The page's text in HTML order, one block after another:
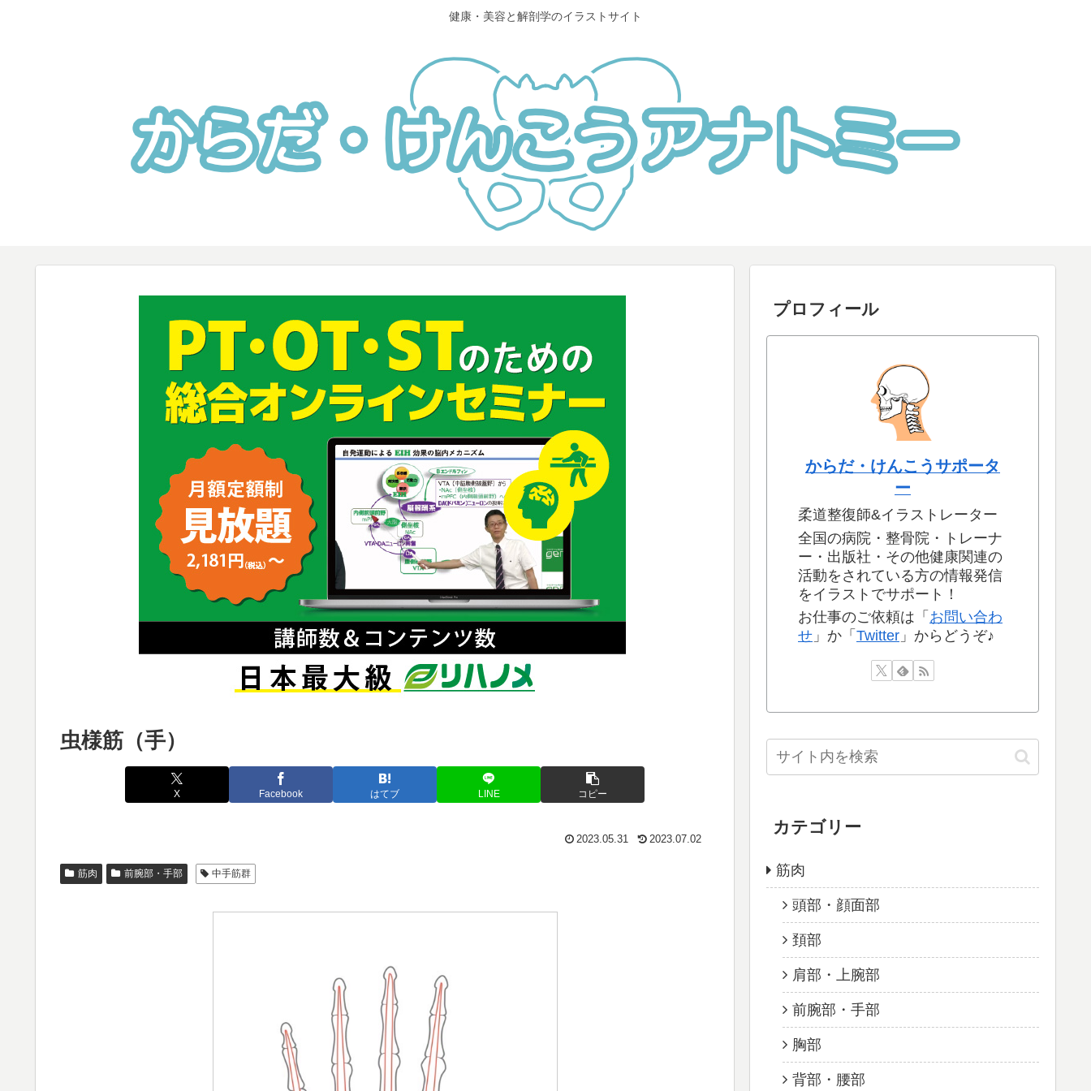
健康・美容と解剖学のイラストサイト
虫様筋（手）
X Facebook はてブ LINE コピー
2023.05.31 2023.07.02
筋肉 前腕部・手部 中手筋群
プロフィール
からだ・けんこうサポータ
ー
柔道整復師&イラストレーター
全国の病院・整骨院・トレーナ
ー・出版社・その他健康関連の
活動をされている方の情報発信
をイラストでサポート！
お仕事のご依頼は「 お問い合わ
せ 」か「 Twitter 」からどうぞ♪
カテゴリー
筋肉
頭部・顔面部
頚部
肩部・上腕部
前腕部・手部
胸部
背部・腰部